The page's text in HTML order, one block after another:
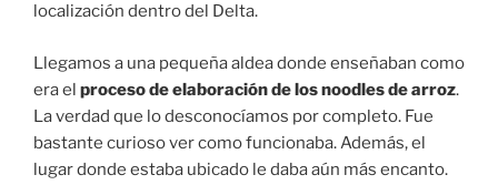
localización dentro del Delta.
Llegamos a una pequeña aldea donde enseñaban como
era el proceso de elaboración de los noodles de arroz.
La verdad que lo desconocíamos por completo. Fue
bastante curioso ver como funcionaba. Además, el
lugar donde estaba ubicado le daba aún más encanto.